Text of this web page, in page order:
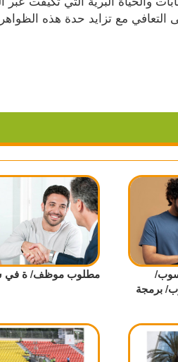
مع تزايد حدة هذه الظواهر
برمجة
مطلوب موظف/ ة في